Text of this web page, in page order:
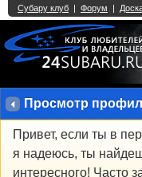
Просмотр
Привет, если ты в
я надеюсь, ты
интересного! Часто
Single
2 3 4 5 6 7 8 9 10 11 12
27 28 29 30 31 32